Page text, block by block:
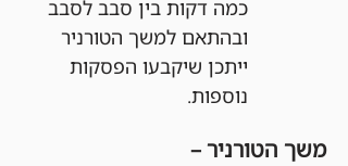
כמה דקות בין סבב לסבב
ובהתאם למשך הטורניר
ייתכן שיקבעו הפסקות
נוספות.
משך הטורניר –